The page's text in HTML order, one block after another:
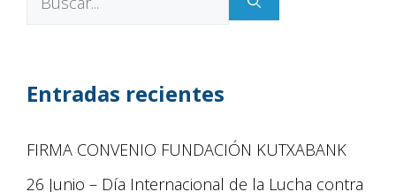
Entradas recientes
FIRMA CONVENIO FUNDACIÓN KUTXABANK
26 Junio – Día Internacional de la Lucha contra